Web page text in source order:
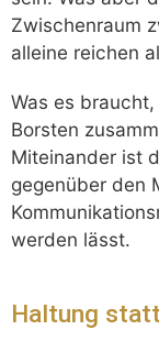
Zwischenraum
alleine reichen
Was es
Borsten
Miteinander ist
gegenüber den
werden lässt.
Haltung